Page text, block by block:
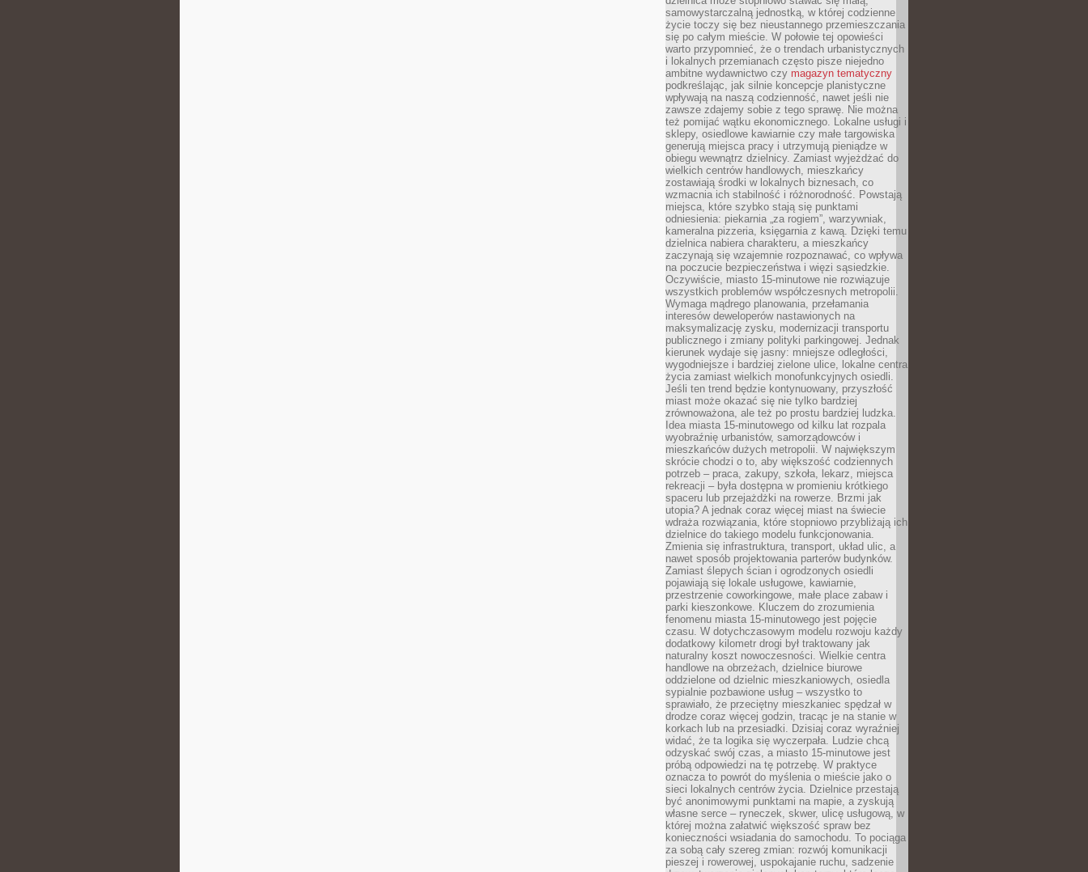
samowystarczalną jednostką, w której codzienne
życie toczy się bez nieustannego przemieszczania
się po całym mieście. W połowie tej opowieści
warto przypomnieć, że o trendach urbanistycznych
i lokalnych przemianach często pisze niejedno
ambitne wydawnictwo czy magazyn tematyczny
podkreślając, jak silnie koncepcje planistyczne
wpływają na naszą codzienność, nawet jeśli nie
zawsze zdajemy sobie z tego sprawę. Nie można
też pomijać wątku ekonomicznego. Lokalne usługi i
sklepy, osiedlowe kawiarnie czy małe targowiska
generują miejsca pracy i utrzymują pieniądze w
obiegu wewnątrz dzielnicy. Zamiast wyjeżdżać do
wielkich centrów handlowych, mieszkańcy
zostawiają środki w lokalnych biznesach, co
wzmacnia ich stabilność i różnorodność. Powstają
miejsca, które szybko stają się punktami
odniesienia: piekarnia „za rogiem”, warzywniak,
kameralna pizzeria, księgarnia z kawą. Dzięki temu
dzielnica nabiera charakteru, a mieszkańcy
zaczynają się wzajemnie rozpoznawać, co wpływa
na poczucie bezpieczeństwa i więzi sąsiedzkie.
Oczywiście, miasto 15-minutowe nie rozwiązuje
wszystkich problemów współczesnych metropolii.
Wymaga mądrego planowania, przełamania
interesów deweloperów nastawionych na
maksymalizację zysku, modernizacji transportu
publicznego i zmiany polityki parkingowej. Jednak
kierunek wydaje się jasny: mniejsze odległości,
wygodniejsze i bardziej zielone ulice, lokalne centra
życia zamiast wielkich monofunkcyjnych osiedli.
Jeśli ten trend będzie kontynuowany, przyszłość
miast może okazać się nie tylko bardziej
zrównoważona, ale też po prostu bardziej ludzka.
Idea miasta 15-minutowego od kilku lat rozpala
wyobraźnię urbanistów, samorządowców i
mieszkańców dużych metropolii. W największym
skrócie chodzi o to, aby większość codziennych
potrzeb – praca, zakupy, szkoła, lekarz, miejsca
rekreacji – była dostępna w promieniu krótkiego
spaceru lub przejażdżki na rowerze. Brzmi jak
utopia? A jednak coraz więcej miast na świecie
wdraża rozwiązania, które stopniowo przybliżają ich
dzielnice do takiego modelu funkcjonowania.
Zmienia się infrastruktura, transport, układ ulic, a
nawet sposób projektowania parterów budynków.
Zamiast ślepych ścian i ogrodzonych osiedli
pojawiają się lokale usługowe, kawiarnie,
przestrzenie coworkingowe, małe place zabaw i
parki kieszonkowe. Kluczem do zrozumienia
fenomenu miasta 15-minutowego jest pojęcie
czasu. W dotychczasowym modelu rozwoju każdy
dodatkowy kilometr drogi był traktowany jak
naturalny koszt nowoczesności. Wielkie centra
handlowe na obrzeżach, dzielnice biurowe
oddzielone od dzielnic mieszkaniowych, osiedla
sypialnie pozbawione usług – wszystko to
sprawiało, że przeciętny mieszkaniec spędzał w
drodze coraz więcej godzin, tracąc je na stanie w
korkach lub na przesiadki. Dzisiaj coraz wyraźniej
widać, że ta logika się wyczerpała. Ludzie chcą
odzyskać swój czas, a miasto 15-minutowe jest
próbą odpowiedzi na tę potrzebę. W praktyce
oznacza to powrót do myślenia o mieście jako o
sieci lokalnych centrów życia. Dzielnice przestają
być anonimowymi punktami na mapie, a zyskują
własne serce – ryneczek, skwer, ulicę usługową, w
której można załatwić większość spraw bez
konieczności wsiadania do samochodu. To pociąga
za sobą cały szereg zmian: rozwój komunikacji
pieszej i rowerowej, uspokajanie ruchu, sadzenie